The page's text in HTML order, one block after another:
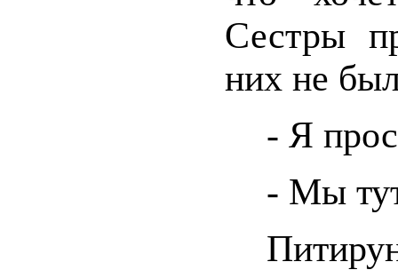
Сестры
них не
- Я
- Мы